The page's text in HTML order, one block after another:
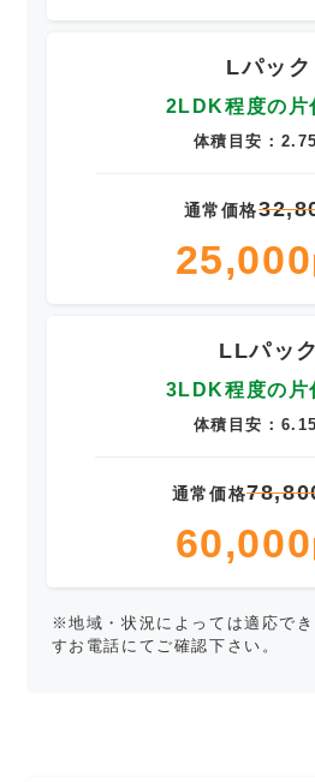
Lパック
2LDK程度の片
体積目安：
通常価格
25,000
LLパック
3LDK程度の片
体積目安：
通常価格
60,000
※地域・状況によっては適応で
すお電話にてご確認下さい。